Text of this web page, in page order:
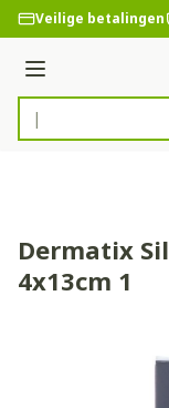
Ga naar de inhoud
Veilige betalingen
Menu
Product, merk,
Dermatix
4x13cm 1